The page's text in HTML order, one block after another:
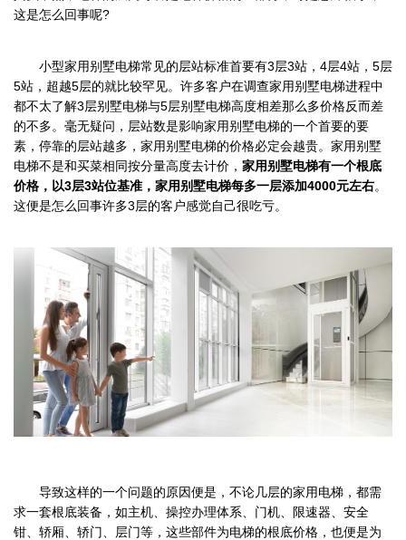
这是怎么回事呢?
小型家用别墅电梯常见的层站标准首要有3层3站，4层4站，5层
5站，超越5层的就比较罕见。许多客户在调查家用别墅电梯进程中
都不太了解3层别墅电梯与5层别墅电梯高度相差那么多价格反而差
的不多。毫无疑问，层站数是影响家用别墅电梯的一个首要的要
素，停靠的层站越多，家用别墅电梯的价格必定会越贵。家用别墅
电梯不是和买菜相同按分量高度去计价， 家用别墅电梯有一个根底
价格，以3层3站位基准，家用别墅电梯每多一层添加4000元左右。
这便是怎么回事许多3层的客户感觉自己很吃亏。
导致这样的一个问题的原因便是，不论几层的家用电梯，都需
求一套根底装备，如主机、操控办理体系、门机、限速器、安全
钳、轿厢、轿门、层门等，这些部件为电梯的根底价格，也便是为